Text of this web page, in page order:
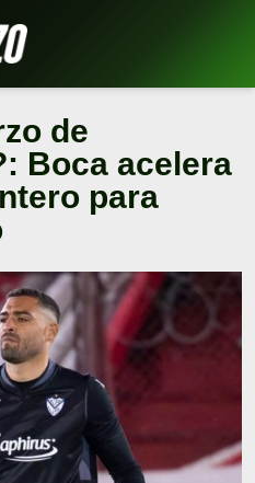
de
Boca acelera
para